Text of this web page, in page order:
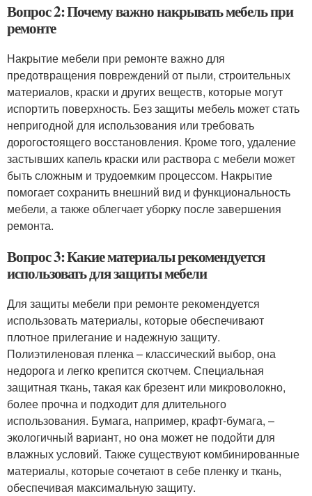
Вопрос 2: Почему важно накрывать мебель при
ремонте
Накрытие мебели при ремонте важно для
предотвращения повреждений от пыли, строительных
материалов, краски и других веществ, которые могут
испортить поверхность. Без защиты мебель может стать
непригодной для использования или требовать
дорогостоящего восстановления. Кроме того, удаление
застывших капель краски или раствора с мебели может
быть сложным и трудоемким процессом. Накрытие
помогает сохранить внешний вид и функциональность
мебели, а также облегчает уборку после завершения
ремонта.
Вопрос 3: Какие материалы рекомендуется
использовать для защиты мебели
Для защиты мебели при ремонте рекомендуется
использовать материалы, которые обеспечивают
плотное прилегание и надежную защиту.
Полиэтиленовая пленка – классический выбор, она
недорога и легко крепится скотчем. Специальная
защитная ткань, такая как брезент или микроволокно,
более прочна и подходит для длительного
использования. Бумага, например, крафт-бумага, –
экологичный вариант, но она может не подойти для
влажных условий. Также существуют комбинированные
материалы, которые сочетают в себе пленку и ткань,
обеспечивая максимальную защиту.